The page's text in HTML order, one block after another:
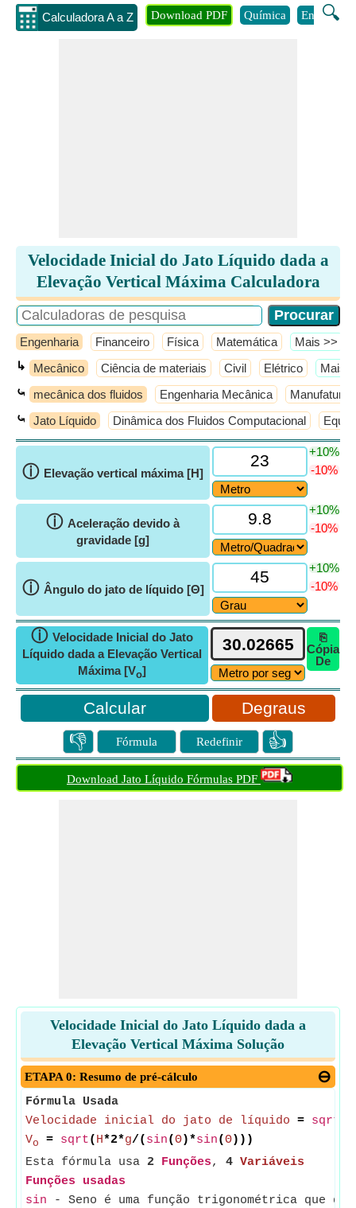
Calculadora A a Z 🔍
Download PDF Química
Velocidade Inicial do Jato Líquido dada a
Elevação Vertical Máxima Calculadora
Engenharia Financeiro Física Matemática ​Mais >>
↳ Mecânico Ciência de materiais Civil Elétrico ​Mais
⤿ mecânica dos fluidos Engenharia Mecânica Manufatura
⤿ Jato Líquido Dinâmica dos Fluidos Computacional
ⓘ Elevação vertical máxima [H]
+10%
-10%
ⓘ Aceleração devido à
gravidade [g]
+10%
-10%
ⓘ Ângulo do jato de líquido [Θ]
+10%
-10%
ⓘ Velocidade Inicial do Jato
Líquido dada a Elevação Vertical
Máxima [Vo]
⎘
Cópia
De
Degraus
👎 Fórmula Redefinir 👍
Download Jato Líquido Fórmulas PDF
Velocidade Inicial do Jato Líquido dada a
Elevação Vertical Máxima Solução
ETAPA 0: Resumo de pré-cálculo
Fórmula Usada
Velocidade inicial do jato de líquido = sqrt
Vo = sqrt( H*2*g/( sin(Θ)*sin(Θ)))
Esta fórmula usa 2 Funções, 4 Variáveis
Funções usadas
sin - Seno é uma função trigonométrica que